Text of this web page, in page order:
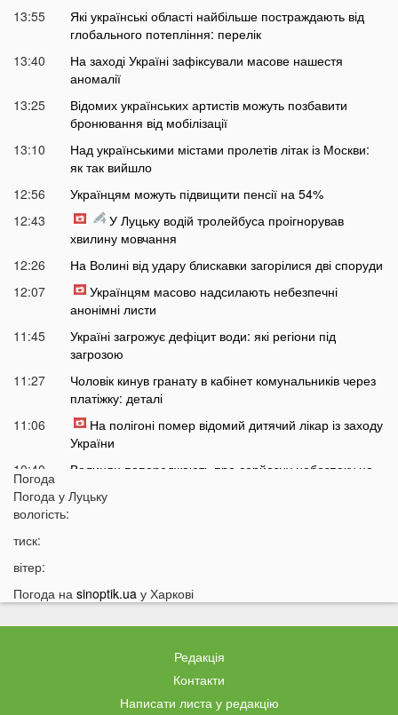
13:55
Які українські області найбільше постраждають від
глобального потепління: перелік
13:40
На заході Україні зафіксували масове нашестя
аномалії
13:25
Відомих українських артистів можуть позбавити
бронювання від мобілізації
13:10
Над українськими містами пролетів літак із Москви:
як так вийшло
12:56
Українцям можуть підвищити пенсії на 54%
12:43
У Луцьку водій тролейбуса проігнорував
хвилину мовчання
12:26
На Волині від удару блискавки загорілися дві споруди
12:07
Українцям масово надсилають небезпечні
анонімні листи
11:45
Україні загрожує дефіцит води: які регіони під
загрозою
11:27
Чоловік кинув гранату в кабінет комунальників через
платіжку: деталі
11:06
На полігоні помер відомий дитячий лікар із заходу
України
10:40
Волинян попереджають про серйозну небезпеку на
10:15
На війні загинули двоє військових з Волині
На Луцьк насувається гроза
Біля Луцька негода наробила біди: волиняни
публікують наслідки у мережі
Погода
Погода у Луцьку
вологість:
тиск:
вітер:
Погода на sinoptik.ua у Харкові
Редакція
Контакти
Написати листа у редакцію